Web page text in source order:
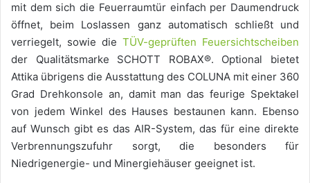
mit dem sich die Feuerraumtür einfach per Daumendruck
öffnet, beim Loslassen ganz automatisch schließt und
verriegelt, sowie die TÜV-geprüften Feuersichtscheiben
der Qualitätsmarke SCHOTT ROBAX®. Optional bietet
Attika übrigens die Ausstattung des COLUNA mit einer 360
Grad Drehkonsole an, damit man das feurige Spektakel
von jedem Winkel des Hauses bestaunen kann. Ebenso
auf Wunsch gibt es das AIR-System, das für eine direkte
Verbrennungszufuhr sorgt, die besonders für
Niedrigenergie- und Minergiehäuser geeignet ist.